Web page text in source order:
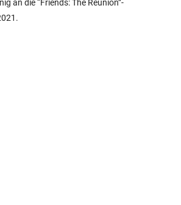
an die “Friends: The Reunion”-